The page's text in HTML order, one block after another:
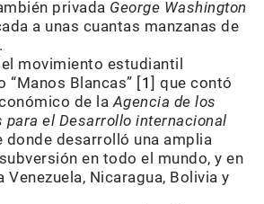
privada George Washington
a unas cuantas manzanas de
movimiento estudiantil
“Manos Blancas” [1 ] que contó
de la Agencia de los
para el Desarrollo internacional
donde desarrolló una amplia
en todo el mundo, y en
Nicaragua, Bolivia y